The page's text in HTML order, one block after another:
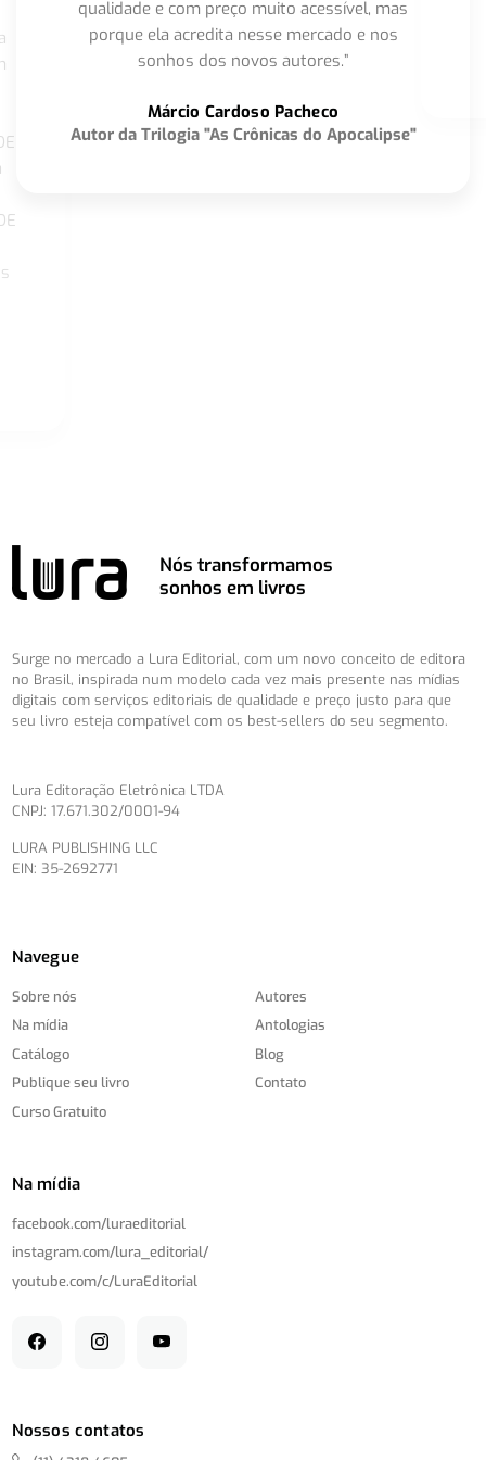
qualidade e com preço muito acessível, mas
porque ela acredita nesse mercado e nos
sonhos dos novos autores.”
Márcio Cardoso Pacheco
Autor da Trilogia "As Crônicas do Apocalipse"
Nós transformamos
sonhos em livros
Surge no mercado a Lura Editorial, com um novo conceito de editora
no Brasil, inspirada num modelo cada vez mais presente nas mídias
digitais com serviços editoriais de qualidade e preço justo para que
seu livro esteja compatível com os best-sellers do seu segmento.
Lura Editoração Eletrônica LTDA
CNPJ: 17.671.302/0001-94
LURA PUBLISHING LLC
EIN: 35-2692771
Navegue
Sobre nós
Na mídia
Catálogo
Publique seu livro
Curso Gratuito
Autores
Antologias
Blog
Contato
Na mídia
facebook.com/luraeditorial
instagram.com/lura_editorial/
youtube.com/c/LuraEditorial
Nossos contatos